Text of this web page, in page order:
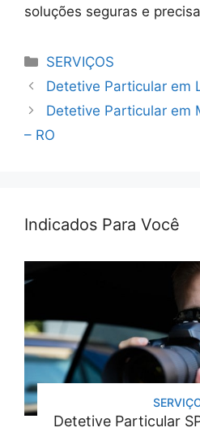
soluções seguras e
Categorias
SERVIÇOS
Detetive Particular em
Detetive Particular em
– RO
Indicados Para Você
Detetive Particular